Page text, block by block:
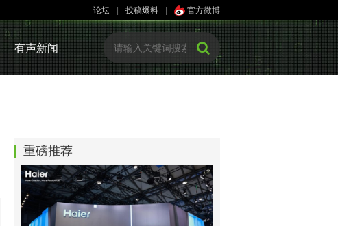
论坛 投稿爆料 官方微博
有声新闻
重磅推荐